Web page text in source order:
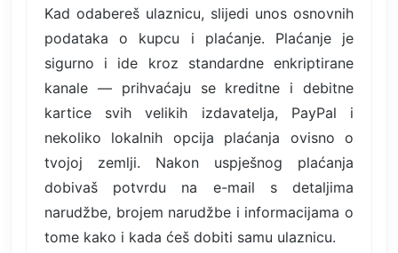
Kad odabereš ulaznicu, slijedi unos osnovnih
podataka o kupcu i plaćanje. Plaćanje je
sigurno i ide kroz standardne enkriptirane
kanale — prihvaćaju se kreditne i debitne
kartice svih velikih izdavatelja, PayPal i
nekoliko lokalnih opcija plaćanja ovisno o
tvojoj zemlji. Nakon uspješnog plaćanja
dobivaš potvrdu na e-mail s detaljima
narudžbe, brojem narudžbe i informacijama o
tome kako i kada ćeš dobiti samu ulaznicu.